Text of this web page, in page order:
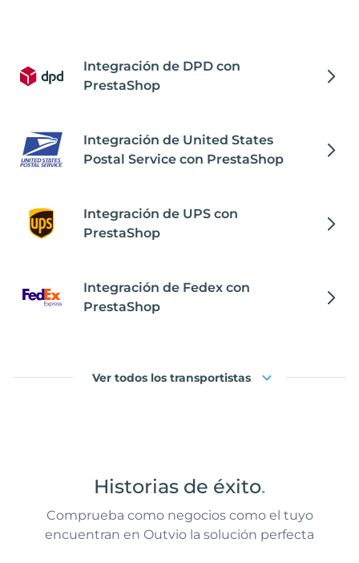
Integración de DPD con
PrestaShop
Integración de United States
Postal Service con PrestaShop
Integración de UPS con
PrestaShop
Integración de Fedex con
PrestaShop
Ver todos los transportistas
Historias de éxito.
Comprueba como negocios como el tuyo
encuentran en Outvio la solución perfecta